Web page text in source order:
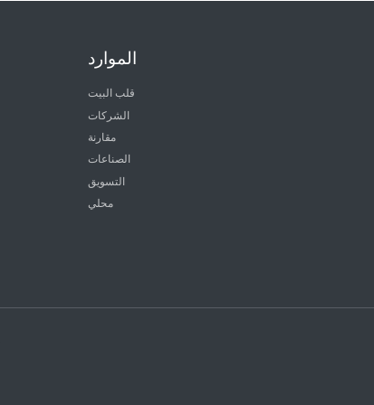
الموارد
قلب البيت
الشركات
مقارنة
الصناعات
التسويق
محلي